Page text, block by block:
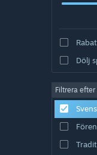
Dölj
Filtrera efter